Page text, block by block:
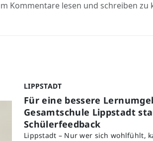
Kommentare lesen und schreiben zu
LIPPSTADT
Für eine bessere
Gesamtschule Lippstadt
Schülerfeedback
Lippstadt – Nur wer sich wohlfühlt,